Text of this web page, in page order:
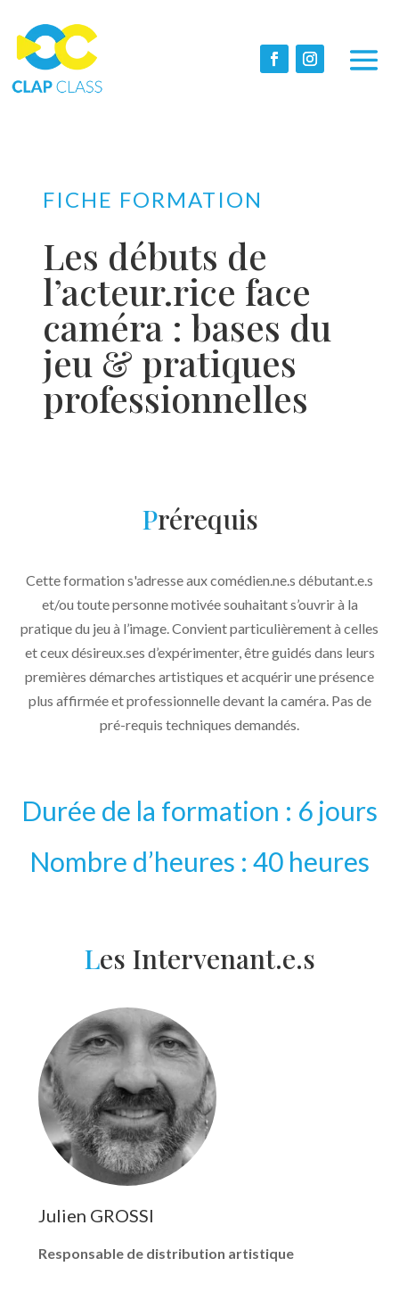
FICHE FORMATION
Les débuts de
l’acteur.rice face
caméra : bases du
jeu & pratiques
professionnelles
Prérequis
Cette formation s'adresse aux comédien.ne.s débutant.e.s
et/ou toute personne motivée souhaitant s’ouvrir à la
pratique du jeu à l’image. Convient particulièrement à celles
et ceux désireux.ses d’expérimenter, être guidés dans leurs
premières démarches artistiques et acquérir une présence
plus affirmée et professionnelle devant la caméra. Pas de
pré-requis techniques demandés.
Durée de la formation : 6 jours
Nombre d’heures : 40 heures
Les Intervenant.e.s
Julien GROSSI
Responsable de distribution artistique